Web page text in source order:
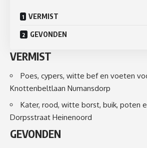
VERMIST
GEVONDEN
VERMIST
Poes, cypers, witte bef en voeten
Knottenbeltlaan Numansdorp
Kater, rood, witte borst, buik, poten
Dorpsstraat Heinenoord
GEVONDEN